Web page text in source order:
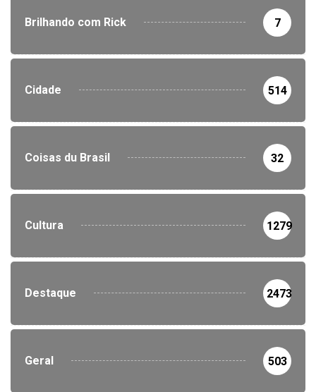
Brilhando com Rick 7
Cidade 514
Coisas du Brasil 32
Cultura 1279
Destaque 2473
Geral 503